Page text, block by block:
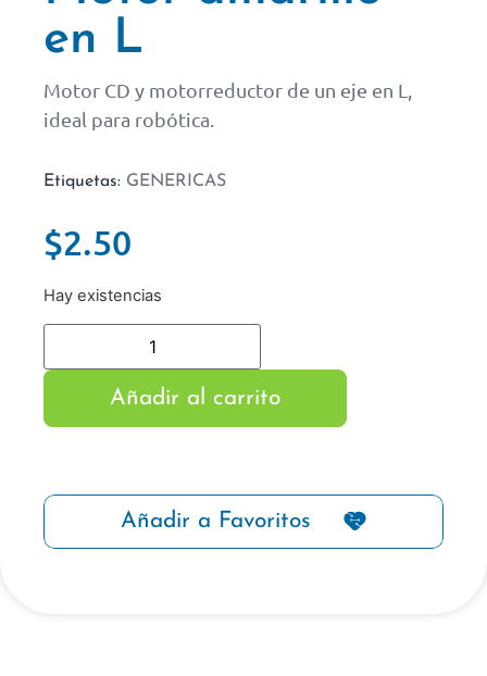
en L
Motor CD y motorreductor de un eje en L,
ideal para robótica.
Etiquetas: GENERICAS
$2.50
Hay existencias
Añadir al carrito
Añadir a Favoritos